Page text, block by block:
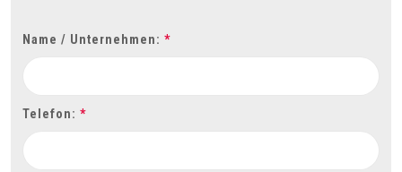
Name / Unternehmen: *
Telefon: *